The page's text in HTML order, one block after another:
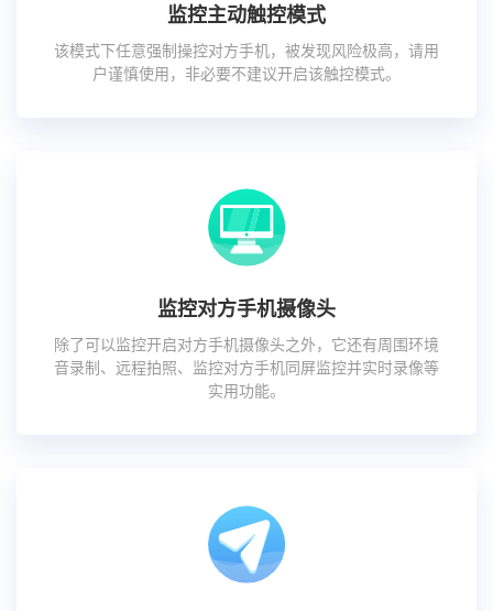
监控主动触控模式
该模式下任意强制操控对方手机，被发现风险极高，请用
户谨慎使用，非必要不建议开启该触控模式。
监控对方手机摄像头
除了可以监控开启对方手机摄像头之外，它还有周围环境
音录制、远程拍照、监控对方手机同屏监控并实时录像等
实用功能。